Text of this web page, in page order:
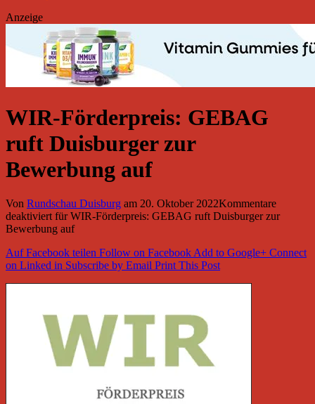
Anzeige
WIR-Förderpreis: GEBAG
ruft Duisburger zur
Bewerbung auf
Von Rundschau Duisburg am 20. Oktober 2022Kommentare
deaktiviertfür WIR-Förderpreis: GEBAG ruft Duisburger zur
Bewerbung auf
Auf Facebook teilen Follow on FacebookAdd to Google+ Connect
on Linked in Subscribe by Email Print This Post